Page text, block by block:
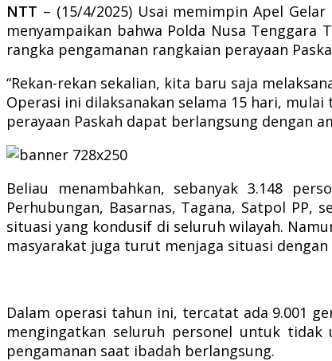
NTT – (15/4/2025) Usai memimpin Apel Gelar
menyampaikan bahwa Polda Nusa Tenggara
rangka pengamanan rangkaian perayaan
“Rekan-rekan sekalian, kita baru saja
Operasi ini dilaksanakan selama 15 hari,
perayaan Paskah dapat berlangsung dengan
Beliau menambahkan, sebanyak 3.148
Perhubungan, Basarnas, Tagana, Satpol
situasi yang kondusif di seluruh wilayah.
masyarakat juga turut menjaga situasi
Dalam operasi tahun ini, tercatat ada 9.001
mengingatkan seluruh personel untuk
pengamanan saat ibadah berlangsung.